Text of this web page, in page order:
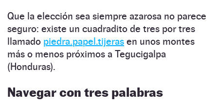
Que la elección sea siempre azarosa no parece
seguro: existe un cuadradito de tres por tres
llamado piedra.papel.tijeras en unos montes
más o menos próximos a Tegucigalpa
(Honduras).
Navegar con tres palabras